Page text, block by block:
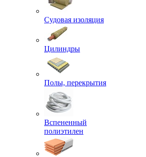
Судовая изоляция
Цилиндры
Полы, перекрытия
Вспененный
полиэтилен